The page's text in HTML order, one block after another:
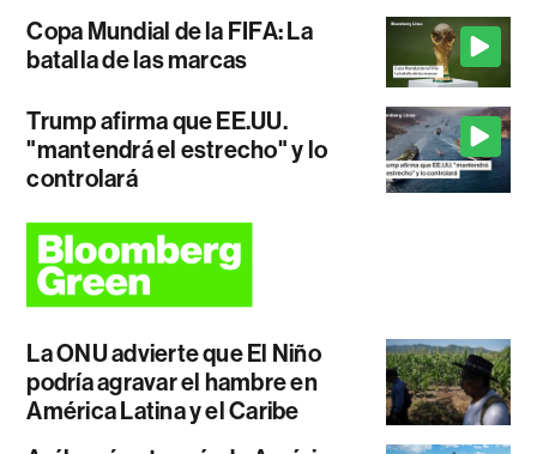
Copa Mundial de la FIFA: La
batalla de las marcas
Trump afirma que EE.UU.
"mantendrá el estrecho" y lo
controlará
La ONU advierte que El Niño
podría agravar el hambre en
América Latina y el Caribe